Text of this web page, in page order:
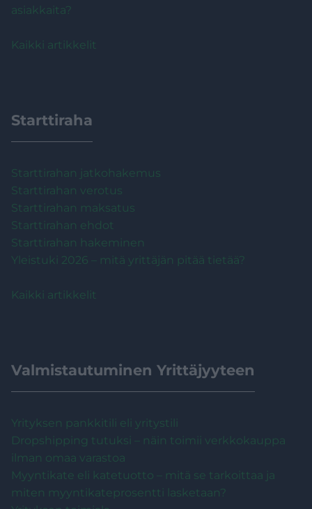
asiakkaita?
Kaikki artikkelit
Starttiraha
Starttirahan jatkohakemus
Starttirahan verotus
Starttirahan maksatus
Starttirahan ehdot
Starttirahan hakeminen
Yleistuki 2026 – mitä yrittäjän pitää tietää?
Kaikki artikkelit
Valmistautuminen Yrittäjyyteen
Yrityksen pankkitili eli yritystili
Dropshipping tutuksi – näin toimii verkkokauppa
ilman omaa varastoa
Myyntikate eli katetuotto – mitä se tarkoittaa ja
miten myyntikateprosentti lasketaan?